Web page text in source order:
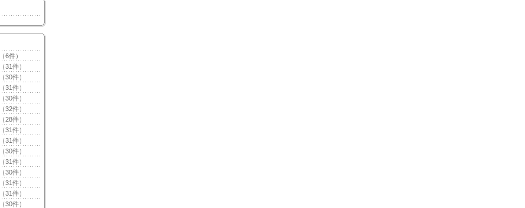
（6件）
（31件）
（30件）
（31件）
（30件）
（32件）
（28件）
（31件）
（31件）
（30件）
（31件）
（30件）
（31件）
（31件）
（30件）